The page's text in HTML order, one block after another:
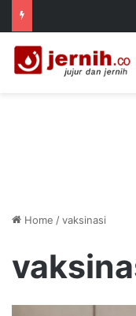
Home /vaksinasi